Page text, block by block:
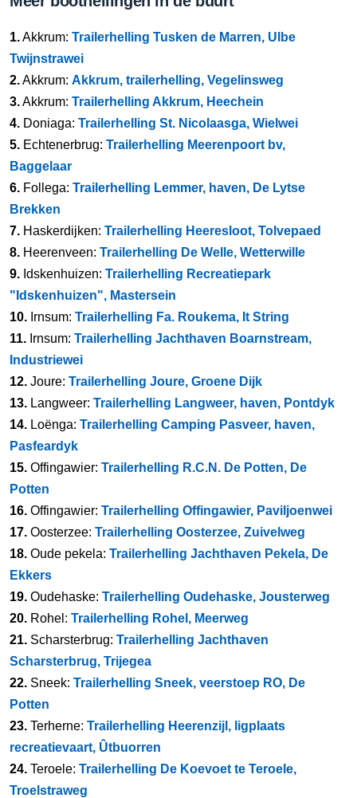
1.Akkrum: Trailerhelling Tusken de Marren, Ulbe
Twijnstrawei
2.Akkrum: Akkrum, trailerhelling, Vegelinsweg
3.Akkrum: Trailerhelling Akkrum, Heechein
4. Doniaga: Trailerhelling St. Nicolaasga, Wielwei
5. Echtenerbrug: Trailerhelling Meerenpoort bv,
Baggelaar
6. Follega: Trailerhelling Lemmer, haven, De Lytse
Brekken
7. Haskerdijken: Trailerhelling Heeresloot, Tolvepaed
8. Heerenveen: Trailerhelling De Welle, Wetterwille
9. Idskenhuizen: Trailerhelling Recreatiepark
"Idskenhuizen", Mastersein
10. Irnsum: Trailerhelling Fa. Roukema, It String
11. Irnsum: Trailerhelling Jachthaven Boarnstream,
Industriewei
12. Joure: Trailerhelling Joure, Groene Dijk
13. Langweer: Trailerhelling Langweer, haven, Pontdyk
14. Loënga: Trailerhelling Camping Pasveer, haven,
Pasfeardyk
15. Offingawier: Trailerhelling R.C.N. De Potten, De
Potten
16. Offingawier: Trailerhelling Offingawier, Paviljoenwei
17. Oosterzee: Trailerhelling Oosterzee, Zuivelweg
18. Oude pekela: Trailerhelling Jachthaven Pekela, De
Ekkers
19. Oudehaske: Trailerhelling Oudehaske, Jousterweg
20. Rohel: Trailerhelling Rohel, Meerweg
21. Scharsterbrug: Trailerhelling Jachthaven
Scharsterbrug, Trijegea
22. Sneek: Trailerhelling Sneek, veerstoep RO, De
Potten
23. Terherne: Trailerhelling Heerenzijl, ligplaats
recreatievaart, Ûtbuorren
24. Teroele: Trailerhelling De Koevoet te Teroele,
Troelstraweg